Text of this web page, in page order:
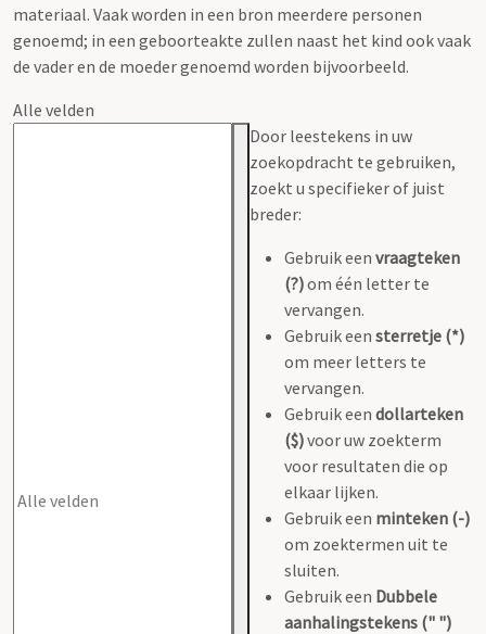
materiaal. Vaak worden in een bron meerdere personen
genoemd; in een geboorteakte zullen naast het kind ook vaak
de vader en de moeder genoemd worden bijvoorbeeld.
Alle velden
Door leestekens in uw
zoekopdracht te gebruiken,
zoekt u specifieker of juist
breder:
Gebruik een vraagteken
(?)om één letter te
vervangen.
Gebruik een sterretje (*)
om meer letters te
vervangen.
Gebruik een dollarteken
($)voor uw zoekterm
voor resultaten die op
elkaar lijken.
Gebruik een minteken (-)
om zoektermen uit te
sluiten.
Gebruik een Dubbele
aanhalingstekens (" ")